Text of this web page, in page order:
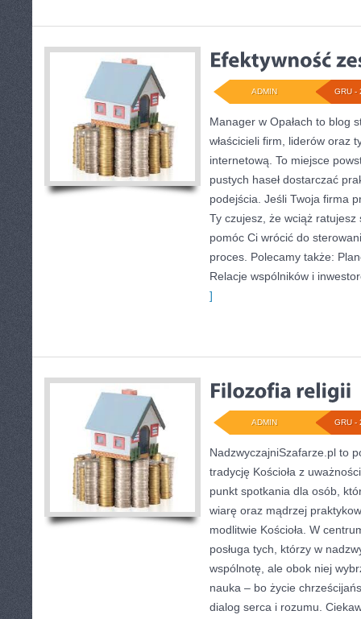
GRU -
ADMIN
Manager w Opałach to blog
właścicieli firm, liderów oraz
internetową. To miejsce
pustych haseł dostarczać
podejścia. Jeśli Twoja firma
Ty czujesz, że wciąż
pomóc Ci wrócić do
proces. Polecamy także:
Relacje wspólników i
]
GRU -
ADMIN
NadzwyczajniSzafarze.pl to
tradycję Kościoła z
punkt spotkania dla osób,
wiarę oraz mądrzej
modlitwie Kościoła. W
posługa tych, którzy w
wspólnotę, ale obok niej
nauka – bo życie
dialog serca i rozumu.